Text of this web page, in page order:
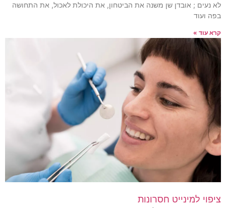
לא נעים ; אובדן שן משנה את הביטחון, את היכולת לאכול, את התחושה
בפה ועוד
קרא עוד »
ציפוי למינייט חסרונות